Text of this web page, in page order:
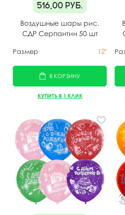
516,00 руб.
Воздушные шары рис.
СДР Серпантин 50 шт
Размер 12"
В КОРЗИНУ
КУПИТЬ В 1 КЛИК